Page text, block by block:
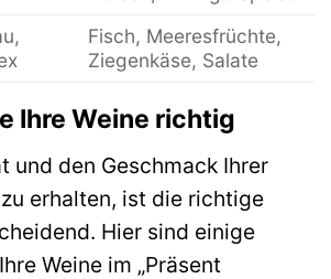
Fisch, Meeresfrüchte,
Ziegenkäse, Salate
Ihre Weine richtig
und den Geschmack Ihrer
erhalten, ist die richtige
Hier sind einige
Weine im „Präsent